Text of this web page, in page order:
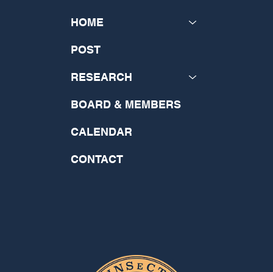
Studies
HOME
POST
RESEARCH
BOARD & MEMBERS
CALENDAR
CONTACT